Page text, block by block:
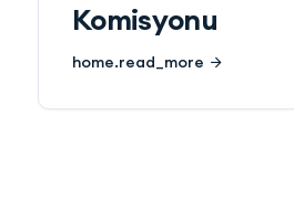
Komisyonu
home.read_more